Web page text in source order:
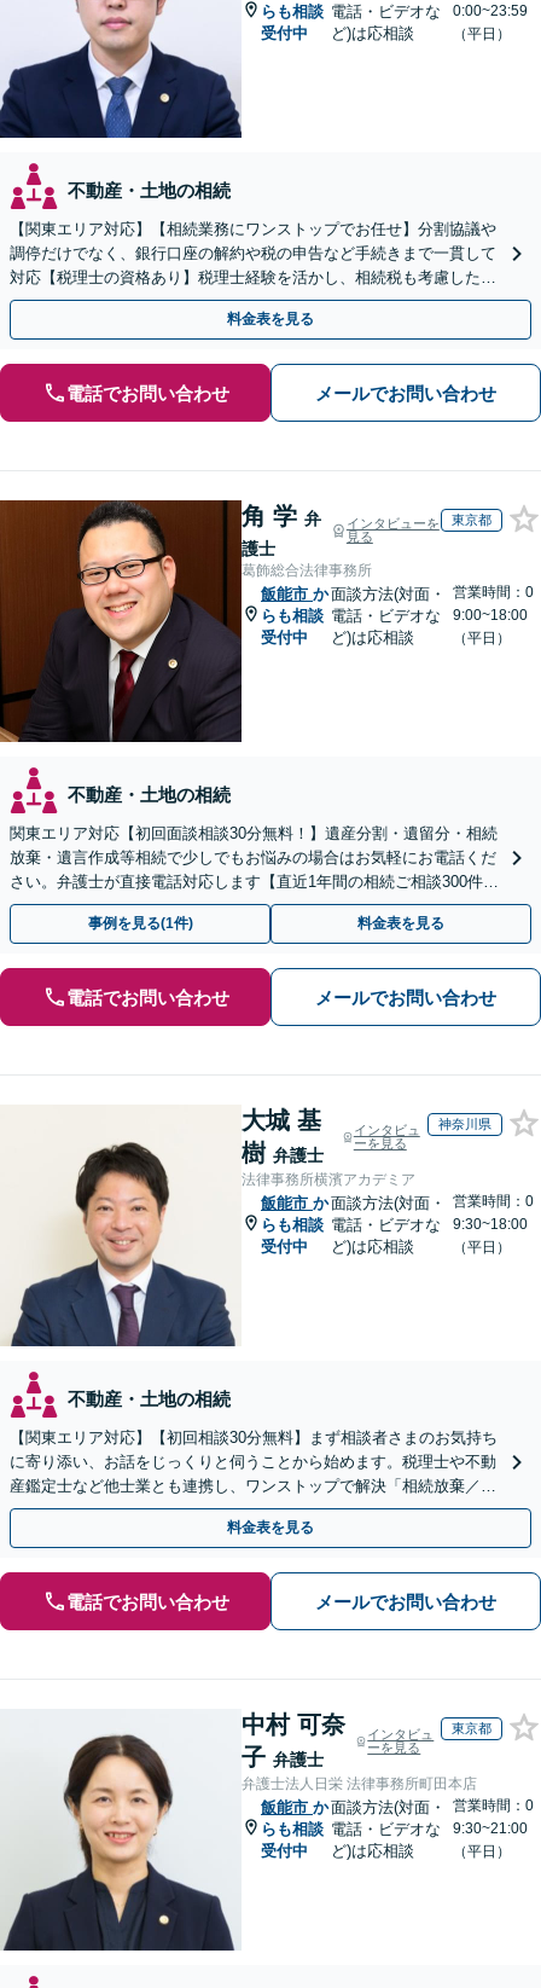
らも相談
受付中
電話・ビデオな
ど)は応相談
0:00~23:59
（平日）
不動産・土地の相続
【関東エリア対応】【相続業務にワンストップでお任せ】分割協議や
調停だけでなく、銀行口座の解約や税の申告など手続きまで一貫して
対応【税理士の資格あり】税理士経験を活かし、相続税も考慮した相
続手続きもお任せください【初回相談無料】生前贈与も対応
料金表を見る
電話でお問い合わせ メールでお問い合わせ
角 学 弁
護士
インタビューを
見る
東京都
葛飾総合法律事務所
飯能市 か
らも相談
受付中
面談方法(対面・
電話・ビデオな
ど)は応相談
営業時間：0
9:00~18:00
（平日）
不動産・土地の相続
関東エリア対応【初回面談相談30分無料！】遺産分割・遺留分・相続
放棄・遺言作成等相続で少しでもお悩みの場合はお気軽にお電話くだ
さい。弁護士が直接電話対応します【直近1年間の相続ご相談300件以
上！＆相続の著書・セミナー多数】弁護士複数所属
事例を見る(1件) 料金表を見る
電話でお問い合わせ メールでお問い合わせ
大城 基
樹 弁護士
インタビュ
ーを見る
神奈川県
法律事務所横濱アカデミア
飯能市 か
らも相談
受付中
面談方法(対面・
電話・ビデオな
ど)は応相談
営業時間：0
9:30~18:00
（平日）
不動産・土地の相続
【関東エリア対応】【初回相談30分無料】まず相談者さまのお気持ち
に寄り添い、お話をじっくりと伺うことから始めます。税理士や不動
産鑑定士など他士業とも連携し、ワンストップで解決「相続放棄／遺
言書作成／遺留分侵害額請求／使い込み・寄与分など」
料金表を見る
電話でお問い合わせ メールでお問い合わせ
中村 可奈
子 弁護士
インタビュ
ーを見る
東京都
弁護士法人日栄 法律事務所町田本店
飯能市 か
らも相談
受付中
面談方法(対面・
電話・ビデオな
ど)は応相談
営業時間：0
9:30~21:00
（平日）